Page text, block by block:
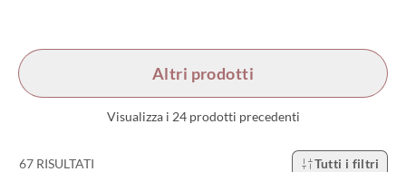
Altri prodotti
Visualizza i 24 prodotti precedenti
67 RISULTATI Tutti i filtri